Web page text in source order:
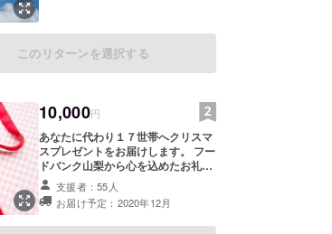
このリターンを選択する
10,000円
あなたに代わり１７世帯へクリスマ
スプレゼントをお届けします。 フー
ドバンク山梨から心を込めたお礼状
をお送りします。 活動報告書をお送
りします。 領収書をお送りします。
支援者：55人
お届け予定：2020年12月